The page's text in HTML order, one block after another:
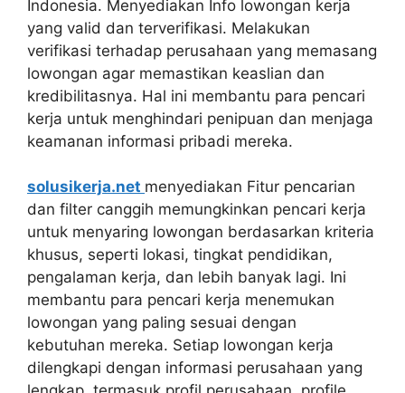
Indonesia. Menyediakan Info lowongan kerja
yang valid dan terverifikasi. Melakukan
verifikasi terhadap perusahaan yang memasang
lowongan agar memastikan keaslian dan
kredibilitasnya. Hal ini membantu para pencari
kerja untuk menghindari penipuan dan menjaga
keamanan informasi pribadi mereka.
solusikerja.net menyediakan Fitur pencarian
dan filter canggih memungkinkan pencari kerja
untuk menyaring lowongan berdasarkan kriteria
khusus, seperti lokasi, tingkat pendidikan,
pengalaman kerja, dan lebih banyak lagi. Ini
membantu para pencari kerja menemukan
lowongan yang paling sesuai dengan
kebutuhan mereka. Setiap lowongan kerja
dilengkapi dengan informasi perusahaan yang